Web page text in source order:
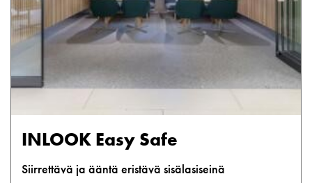
INLOOK Easy Safe
Siirrettävä ja ääntä eristävä sisälasiseinä